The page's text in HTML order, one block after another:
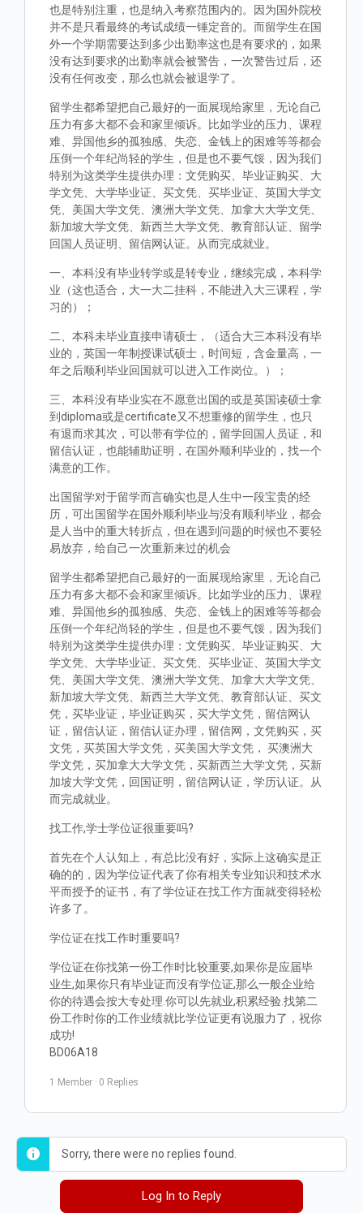
也是特别注重，也是纳入考察范围内的。因为国外院校
并不是只看最终的考试成绩一锤定音的。而留学生在国
外一个学期需要达到多少出勤率这也是有要求的，如果
没有达到要求的出勤率就会被警告，一次警告过后，还
没有任何改变，那么也就会被退学了。
留学生都希望把自己最好的一面展现给家里，无论自己
压力有多大都不会和家里倾诉。比如学业的压力、课程
难、异国他乡的孤独感、失恋、金钱上的困难等等都会
压倒一个年纪尚轻的学生，但是也不要气馁，因为我们
特别为这类学生提供办理：文凭购买、毕业证购买、大
学文凭、大学毕业证、买文凭、买毕业证、英国大学文
凭、美国大学文凭、澳洲大学文凭、加拿大大学文凭、
新加坡大学文凭、新西兰大学文凭、教育部认证、留学
回国人员证明、留信网认证。从而完成就业。
一、本科没有毕业转学或是转专业，继续完成，本科学
业（这也适合，大一大二挂科，不能进入大三课程，学
习的）；
二、本科未毕业直接申请硕士，（适合大三本科没有毕
业的，英国一年制授课试硕士，时间短，含金量高，一
年之后顺利毕业回国就可以进入工作岗位。）；
三、本科没有毕业实在不愿意出国的或是英国读硕士拿
到diploma或是certificate又不想重修的留学生，也只
有退而求其次，可以带有学位的，留学回国人员证，和
留信认证，也能辅助证明，在国外顺利毕业的，找一个
满意的工作。
出国留学对于留学而言确实也是人生中一段宝贵的经
历，可出国留学在国外顺利毕业与没有顺利毕业，都会
是人当中的重大转折点，但在遇到问题的时候也不要轻
易放弃，给自己一次重新来过的机会
留学生都希望把自己最好的一面展现给家里，无论自己
压力有多大都不会和家里倾诉。比如学业的压力、课程
难、异国他乡的孤独感、失恋、金钱上的困难等等都会
压倒一个年纪尚轻的学生，但是也不要气馁，因为我们
特别为这类学生提供办理：文凭购买、毕业证购买、大
学文凭、大学毕业证、买文凭、买毕业证、英国大学文
凭、美国大学文凭、澳洲大学文凭、加拿大大学文凭、
新加坡大学文凭、新西兰大学文凭、教育部认证、买文
凭，买毕业证，毕业证购买，买大学文凭，留信网认
证，留信认证，留信认证办理，留信网，文凭购买，买
文凭，买英国大学文凭，买美国大学文凭， 买澳洲大
学文凭，买加拿大大学文凭，买新西兰大学文凭，买新
加坡大学文凭，回国证明，留信网认证，学历认证。从
而完成就业。
找工作,学士学位证很重要吗?
首先在个人认知上，有总比没有好，实际上这确实是正
确的的，因为学位证代表了你有相关专业知识和技术水
平而授予的证书，有了学位证在找工作方面就变得轻松
许多了。
学位证在找工作时重要吗?
学位证在你找第一份工作时比较重要,如果你是应届毕
业生,如果你只有毕业证而没有学位证,那么一般企业给
你的待遇会按大专处理.你可以先就业,积累经验.找第二
份工作时你的工作业绩就比学位证更有说服力了，祝你
成功!
BD06A18
1 Member · 0 Replies
Sorry, there were no replies found.
Log In to Reply